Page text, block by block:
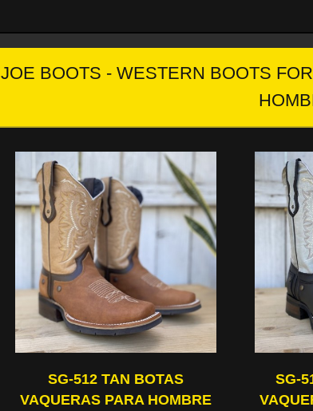
JOE BOOTS - WESTERN BOOTS
SG-512 TAN BOTAS
VAQUERAS PARA HOMBRE
SG-